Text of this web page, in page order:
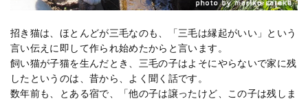
招き猫は、ほとんどが三毛なのも、「三毛は縁起がいい」という
言い伝えに即して作られ始めたからと言います。
飼い猫が子猫を生んだとき、三毛の子はよそにやらないで家に残
したというのは、昔から、よく聞く話です。
数年前も、とある宿で、「他の子は譲ったけど、この子は残しま